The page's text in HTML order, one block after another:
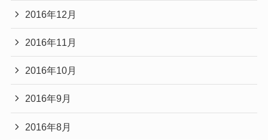
2016年12月
2016年11月
2016年10月
2016年9月
2016年8月